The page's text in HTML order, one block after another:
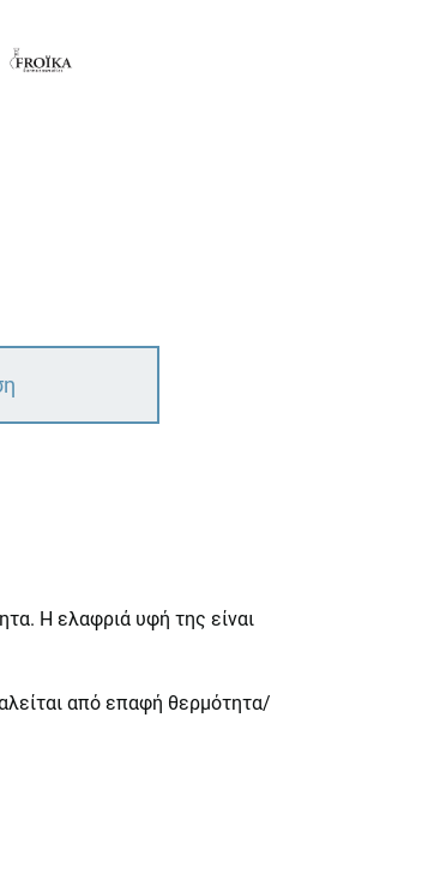
Η ελαφριά υφή της είναι
από επαφή θερμότητα/